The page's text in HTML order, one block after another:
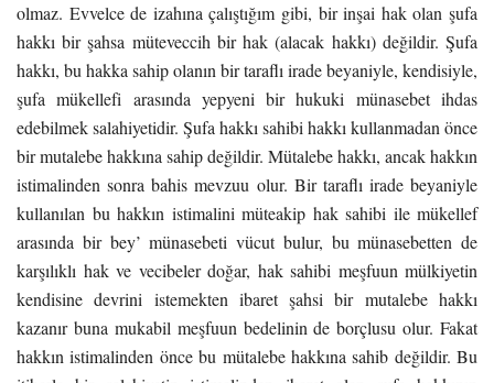
olmaz. Evvelce de izahına çalıştığım gibi, bir inşai hak olan şufa
hakkı bir şahsa müteveccih bir hak (alacak hakkı) değildir. Şufa
hakkı, bu hakka sahip olanın bir taraflı irade beyaniyle, kendisiyle,
şufa mükellefi arasında yepyeni bir hukuki münasebet ihdas
edebilmek salahiyetidir. Şufa hakkı sahibi hakkı kullanmadan önce
bir mutalebe hakkına sahip değildir. Mütalebe hakkı, ancak hakkın
istimalinden sonra bahis mevzuu olur. Bir taraflı irade beyaniyle
kullanılan bu hakkın istimalini müteakip hak sahibi ile mükellef
arasında bir bey’ münasebeti vücut bulur, bu münasebetten de
karşılıklı hak ve vecibeler doğar, hak sahibi meşfuun mülkiyetin
kendisine devrini istemekten ibaret şahsi bir mutalebe hakkı
kazanır buna mukabil meşfuun bedelinin de borçlusu olur. Fakat
hakkın istimalinden önce bu mütalebe hakkına sahib değildir. Bu